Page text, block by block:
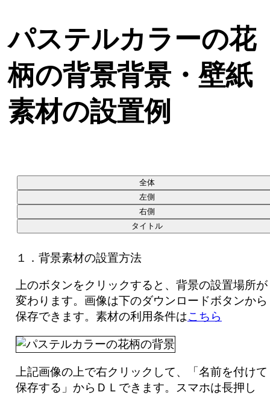
パステルカラーの花
柄の背景背景・壁紙
素材の設置例
１．背景素材の設置方法
上のボタンをクリックすると、背景の設置場所が
変わります。画像は下のダウンロードボタンから
保存できます。素材の利用条件はこちら
上記画像の上で右クリックして、「名前を付けて
保存する」からＤＬできます。スマホは長押し